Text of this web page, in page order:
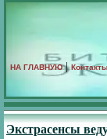
НА ГЛАВНУЮ|
Экстрасенсы